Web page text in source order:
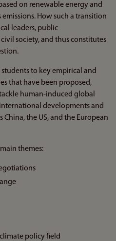
on renewable energy and
How such a transition
leaders, public
society, and thus constitutes
to key empirical and
that have been proposed,
human-induced global
developments and
the US, and the European
themes:
policy field